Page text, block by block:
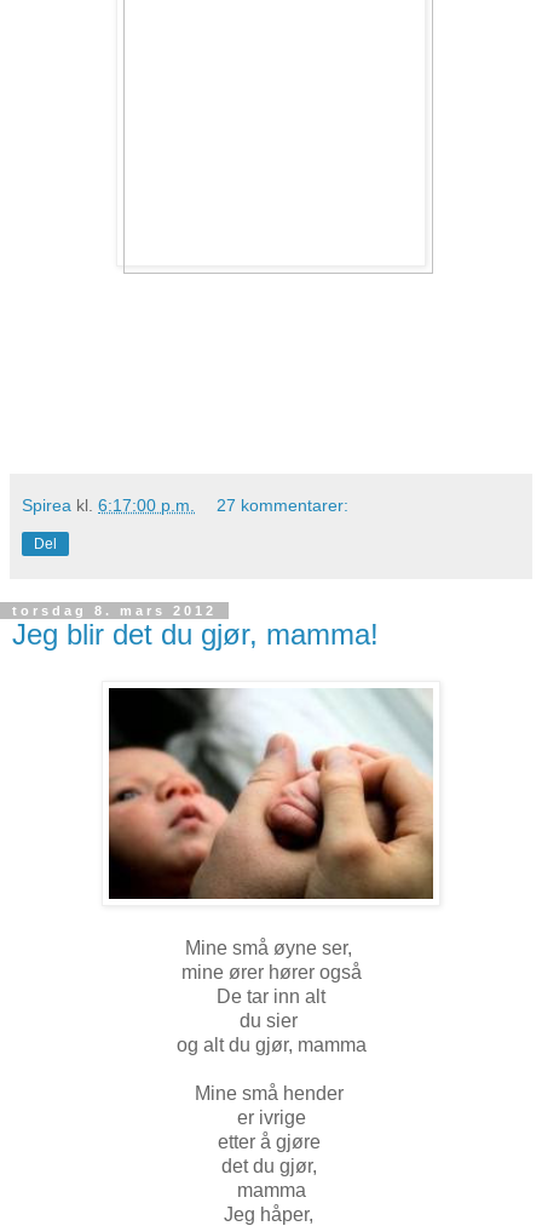
Spirea kl. 6:17:00 p.m. 27 kommentarer:
Del
torsdag 8. mars 2012
Jeg blir det du gjør, mamma!
Mine små øyne ser,
mine ører hører også
De tar inn alt
du sier
og alt du gjør, mamma
Mine små hender
er ivrige
etter å gjøre
det du gjør,
mamma
Jeg håper,